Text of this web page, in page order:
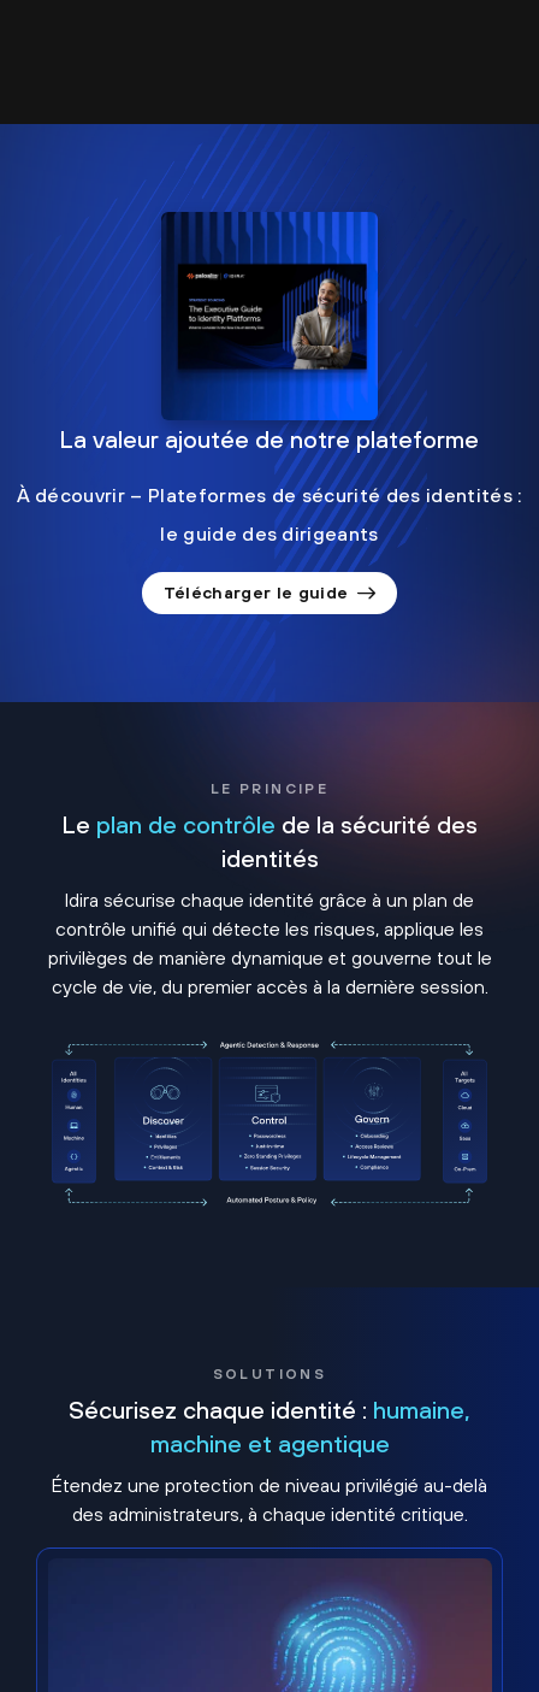
La valeur ajoutée de notre plateforme
À découvrir – Plateformes de sécurité des identités :
le guide des dirigeants
Télécharger le guide
LE PRINCIPE
Le plan de contrôle de la sécurité des
identités
Idira sécurise chaque identité grâce à un plan de
contrôle unifié qui détecte les risques, applique les
privilèges de manière dynamique et gouverne tout le
cycle de vie, du premier accès à la dernière session.
SOLUTIONS
Sécurisez chaque identité : humaine,
machine et agentique
Étendez une protection de niveau privilégié au-delà
des administrateurs, à chaque identité critique.